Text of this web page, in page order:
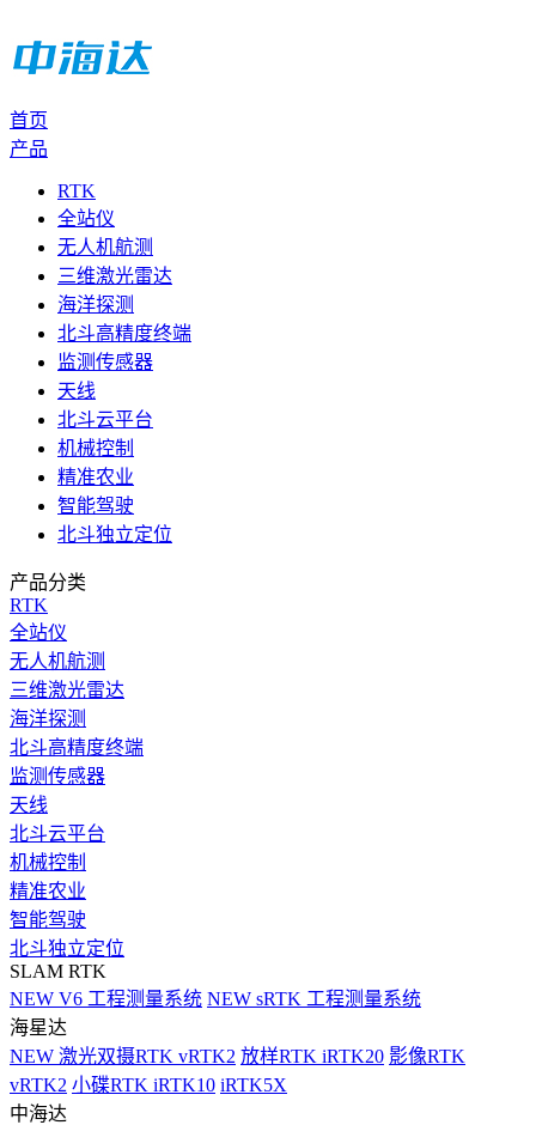
首页
产品
RTK
全站仪
无人机航测
三维激光雷达
海洋探测
北斗高精度终端
监测传感器
天线
北斗云平台
机械控制
精准农业
智能驾驶
北斗独立定位
产品分类
RTK
全站仪
无人机航测
三维激光雷达
海洋探测
北斗高精度终端
监测传感器
天线
北斗云平台
机械控制
精准农业
智能驾驶
北斗独立定位
SLAM RTK
NEW V6 工程测量系统 NEW sRTK 工程测量系统
海星达
NEW 激光双摄RTK vRTK2 放样RTK iRTK20 影像RTK
vRTK2 小碟RTK iRTK10 iRTK5X
中海达